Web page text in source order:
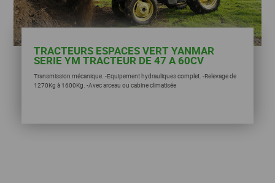
TRACTEURS ESPACES VERT YANMAR
SERIE YM TRACTEUR DE 47 A 60CV
Transmission mécanique. -Equipement hydrauliques complet. -Relevage de
1270Kg à 1600Kg. -Avec arceau ou cabine climatisée